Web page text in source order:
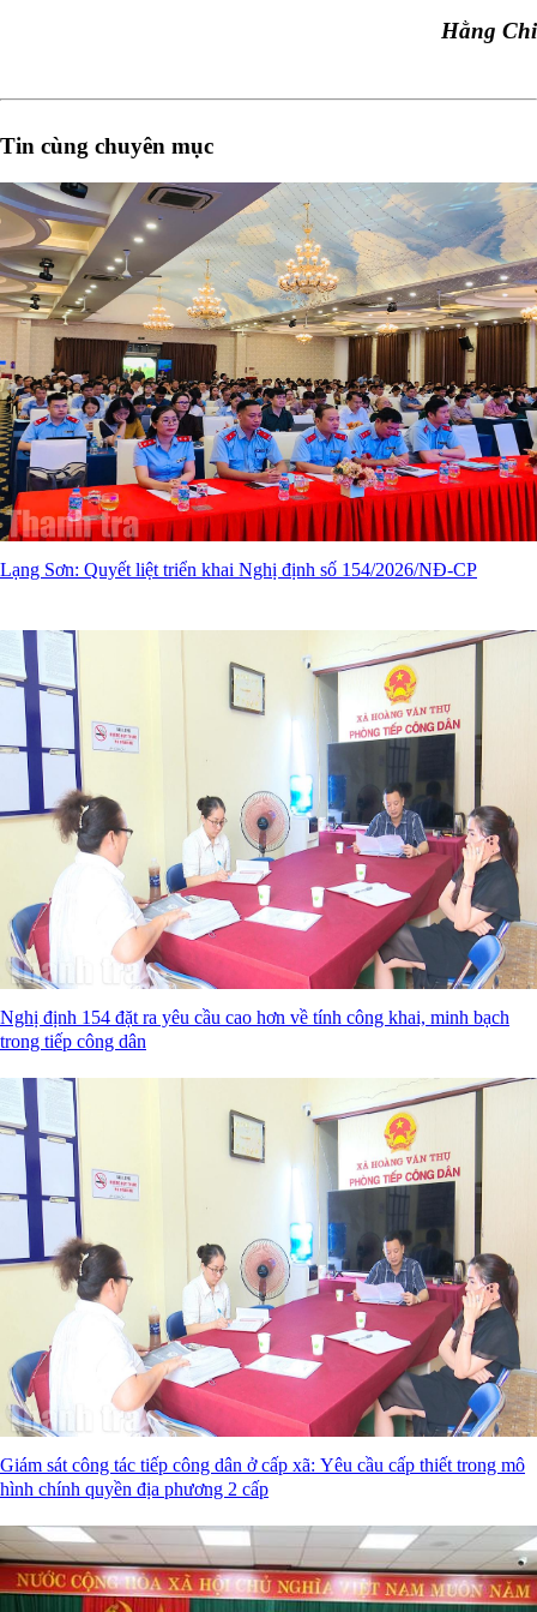
Hằng Chi
Tin cùng chuyên mục
Lạng Sơn: Quyết liệt triển khai Nghị định số 154/2026/NĐ-CP
Nghị định 154 đặt ra yêu cầu cao hơn về tính công khai, minh bạch
trong tiếp công dân
Giám sát công tác tiếp công dân ở cấp xã: Yêu cầu cấp thiết trong mô
hình chính quyền địa phương 2 cấp